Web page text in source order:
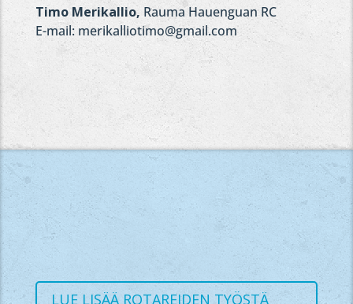
Timo Merikallio, Rauma Hauenguan RC
E-mail: merikalliotimo@gmail.com
LUE LISÄÄ ROTAREIDEN TYÖSTÄ